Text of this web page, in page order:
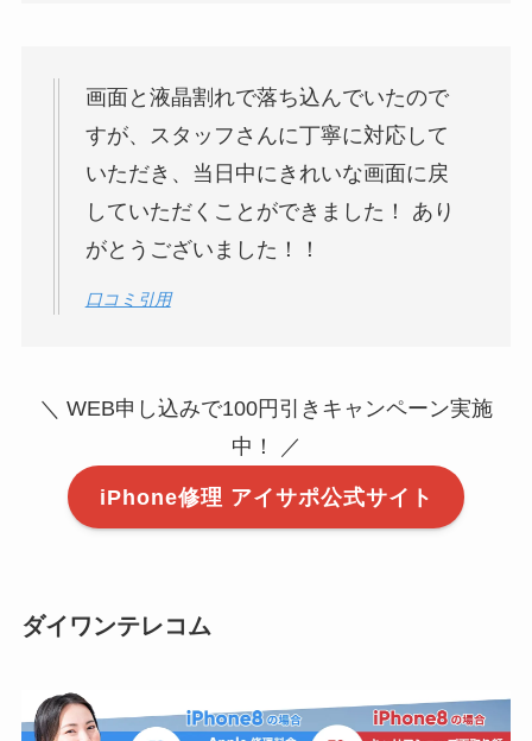
画面と液晶割れで落ち込んでいたので
すが、スタッフさんに丁寧に対応して
いただき、当日中にきれいな画面に戻
していただくことができました！ あり
がとうございました！！
口コミ引用
＼ WEB申し込みで100円引きキャンペーン実施
中！ ／
iPhone修理 アイサポ公式サイト
ダイワンテレコム